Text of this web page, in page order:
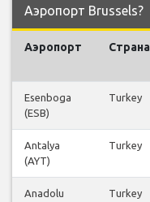
Аэропорт Brussels?
Аэропорт Страна
Esenboga
(ESB)
Turkey
Antalya
(AYT)
Turkey
Anadolu
Turkey